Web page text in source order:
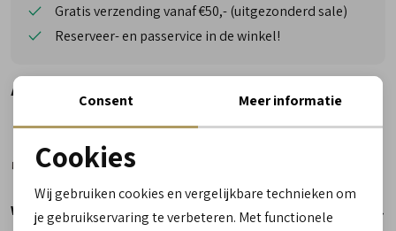
Gratis verzending vanaf €50,- (uitgezonderd sale)
Reserveer- en passervice in de winkel!
Alternatieve kleuren
Winkelvoorraad
Noodzakelijke cookies
Consent Meer informatie
Cookies
Wij gebruiken cookies en vergelijkbare technieken om
je gebruikservaring te verbeteren. Met functionele